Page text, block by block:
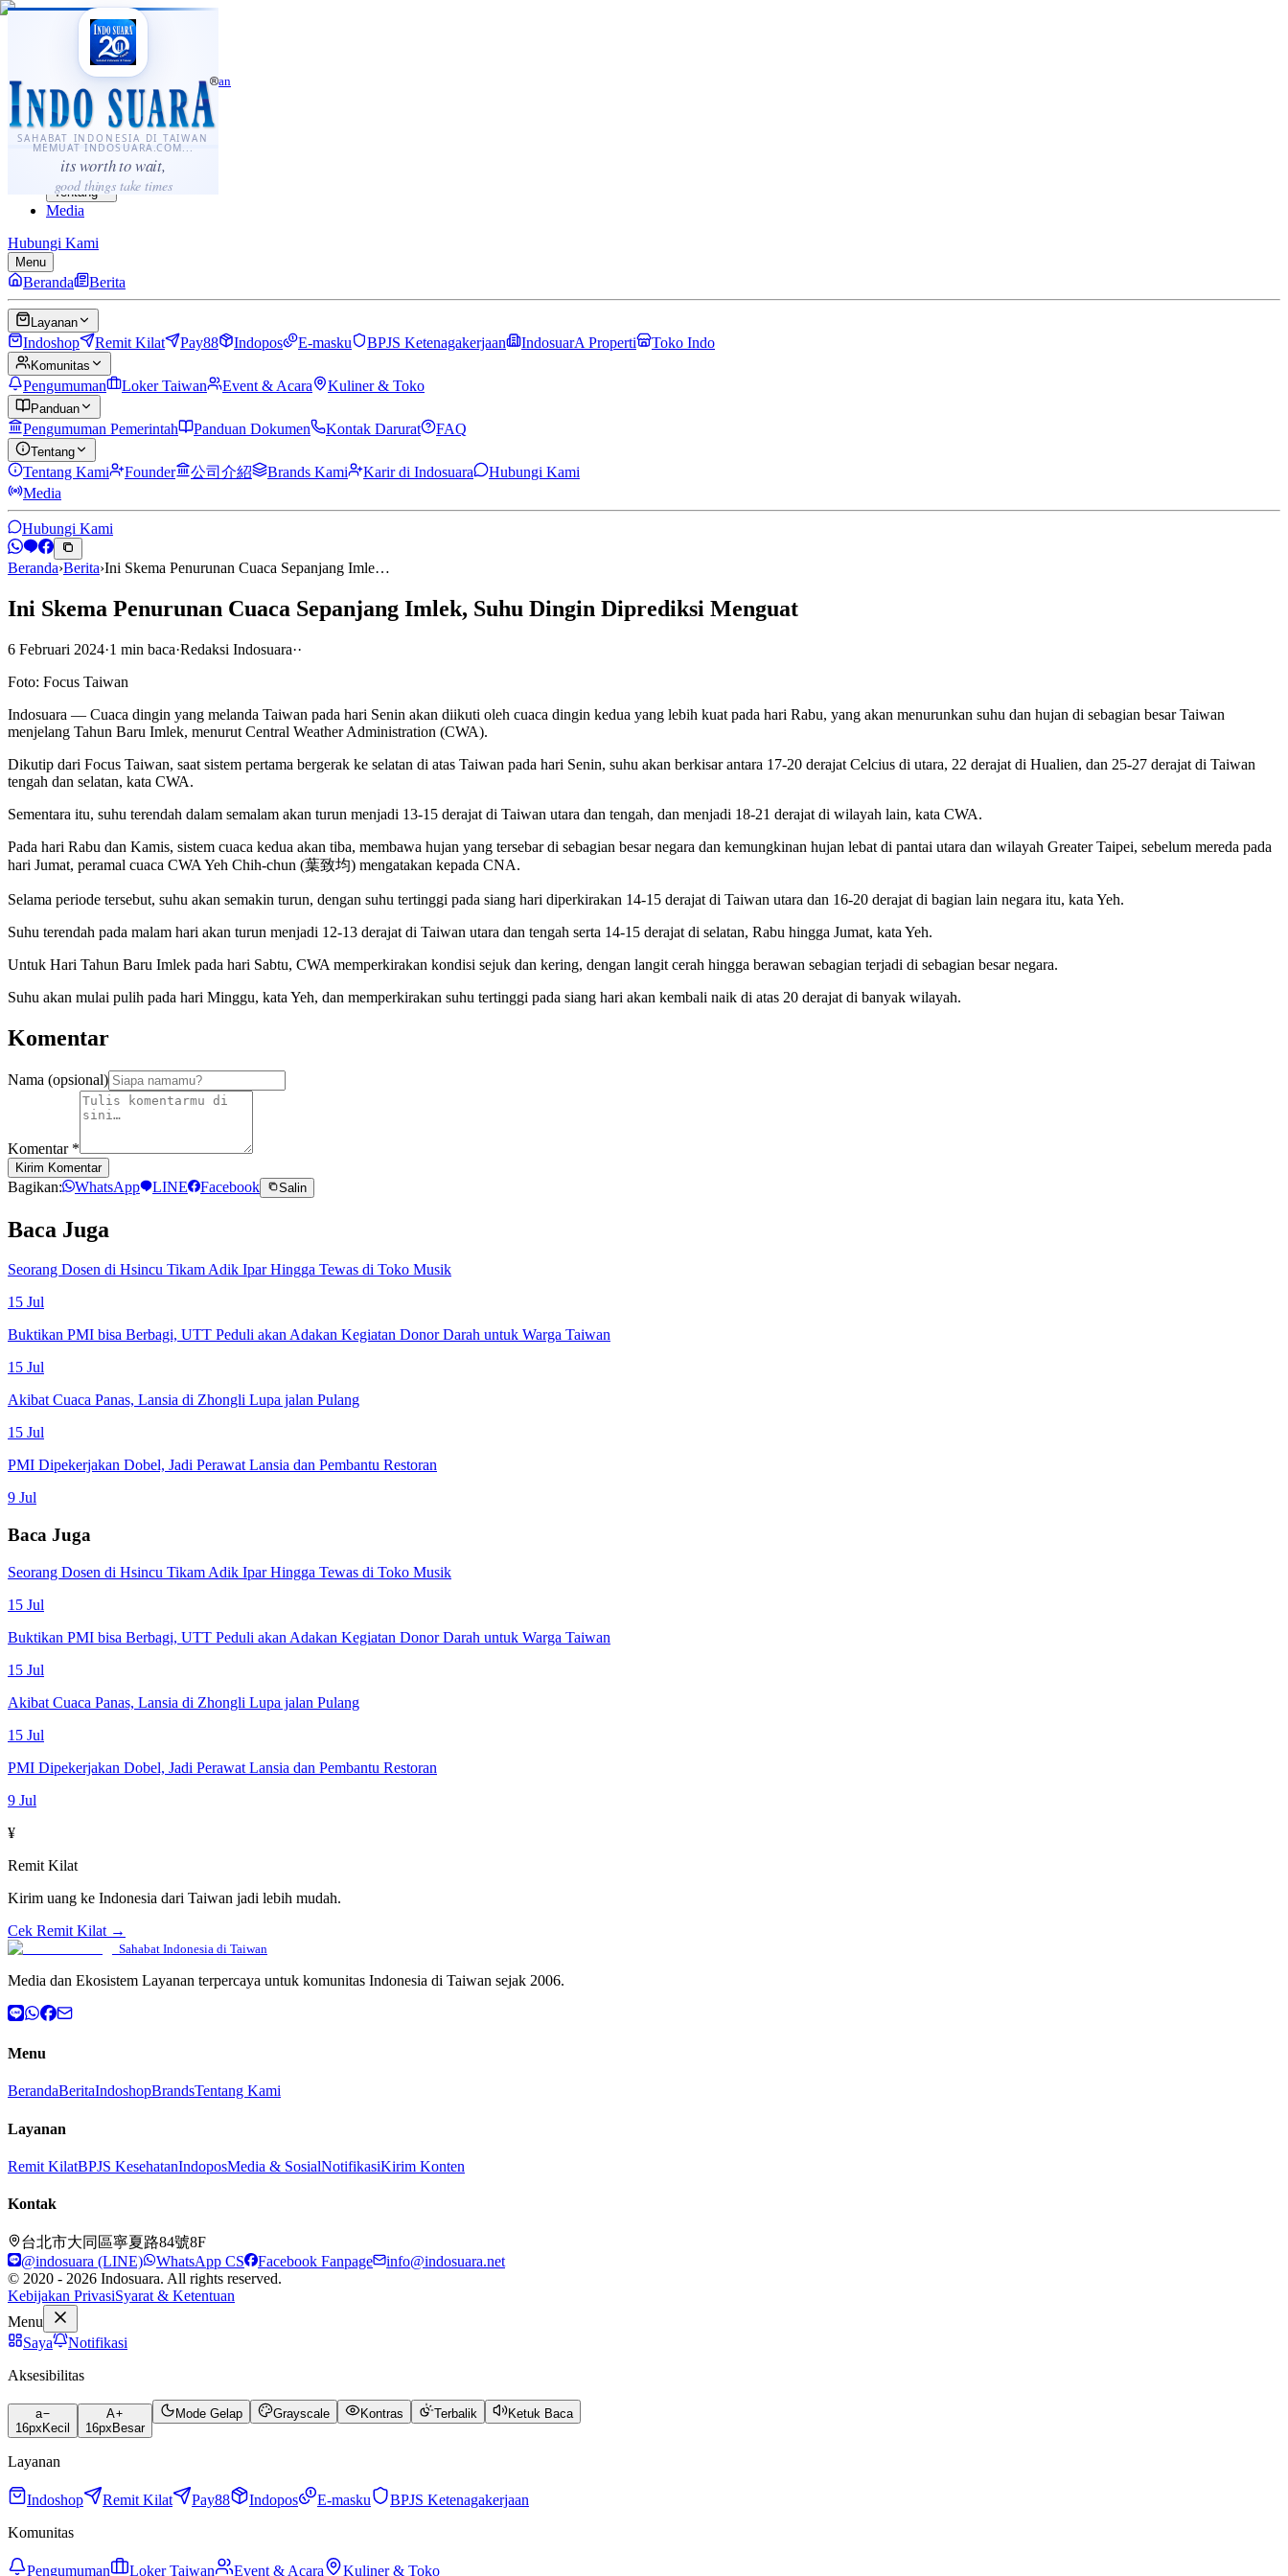
SAHABAT INDONESIA DI TAIWAN
MEMUAT INDOSUARA.COM...
its worth to wait,
good things take times
·...
⌘K
Sahabat Indonesia di Taiwan
Berita
Layanan
Komunitas
Panduan
Tentang
Media
Hubungi Kami
Menu
Beranda Berita
Layanan
Indoshop Remit Kilat Pay88 Indopos E-masku BPJS Ketenagakerjaan IndosuarA Properti Toko Indo
Komunitas
Pengumuman Loker Taiwan Event & Acara Kuliner & Toko
Panduan
Pengumuman Pemerintah Panduan Dokumen Kontak Darurat FAQ
Tentang
Tentang Kami Founder 公司介紹 Brands Kami Karir di Indosuara
Hubungi Kami
Media
Hubungi Kami
Beranda›Berita›Ini Skema Penurunan Cuaca Sepanjang Imle…
Ini Skema Penurunan Cuaca Sepanjang Imlek, Suhu Dingin Diprediksi Menguat
6 Februari 2024·1 min baca·Redaksi Indosuara··
Foto: Focus Taiwan
Indosuara — Cuaca dingin yang melanda Taiwan pada hari Senin akan diikuti oleh cuaca dingin kedua yang lebih kuat pada hari Rabu, yang akan menurunkan suhu dan hujan di sebagian besar Taiwan
menjelang Tahun Baru Imlek, menurut Central Weather Administration (CWA).
Dikutip dari Focus Taiwan, saat sistem pertama bergerak ke selatan di atas Taiwan pada hari Senin, suhu akan berkisar antara 17-20 derajat Celcius di utara, 22 derajat di Hualien, dan 25-27 derajat di Taiwan
tengah dan selatan, kata CWA.
Sementara itu, suhu terendah dalam semalam akan turun menjadi 13-15 derajat di Taiwan utara dan tengah, dan menjadi 18-21 derajat di wilayah lain, kata CWA.
Pada hari Rabu dan Kamis, sistem cuaca kedua akan tiba, membawa hujan yang tersebar di sebagian besar negara dan kemungkinan hujan lebat di pantai utara dan wilayah Greater Taipei, sebelum mereda pada
hari Jumat, peramal cuaca CWA Yeh Chih-chun (葉致均) mengatakan kepada CNA.
Selama periode tersebut, suhu akan semakin turun, dengan suhu tertinggi pada siang hari diperkirakan 14-15 derajat di Taiwan utara dan 16-20 derajat di bagian lain negara itu, kata Yeh.
Suhu terendah pada malam hari akan turun menjadi 12-13 derajat di Taiwan utara dan tengah serta 14-15 derajat di selatan, Rabu hingga Jumat, kata Yeh.
Untuk Hari Tahun Baru Imlek pada hari Sabtu, CWA memperkirakan kondisi sejuk dan kering, dengan langit cerah hingga berawan sebagian terjadi di sebagian besar negara.
Suhu akan mulai pulih pada hari Minggu, kata Yeh, dan memperkirakan suhu tertinggi pada siang hari akan kembali naik di atas 20 derajat di banyak wilayah.
Komentar
Nama (opsional)
Komentar *
Kirim Komentar
Bagikan: WhatsApp LINE Facebook Salin
Baca Juga
Seorang Dosen di Hsincu Tikam Adik Ipar Hingga Tewas di Toko Musik
15 Jul
Buktikan PMI bisa Berbagi, UTT Peduli akan Adakan Kegiatan Donor Darah untuk Warga Taiwan
15 Jul
Akibat Cuaca Panas, Lansia di Zhongli Lupa jalan Pulang
15 Jul
PMI Dipekerjakan Dobel, Jadi Perawat Lansia dan Pembantu Restoran
9 Jul
Baca Juga
Seorang Dosen di Hsincu Tikam Adik Ipar Hingga Tewas di Toko Musik
15 Jul
Buktikan PMI bisa Berbagi, UTT Peduli akan Adakan Kegiatan Donor Darah untuk Warga Taiwan
15 Jul
Akibat Cuaca Panas, Lansia di Zhongli Lupa jalan Pulang
15 Jul
PMI Dipekerjakan Dobel, Jadi Perawat Lansia dan Pembantu Restoran
9 Jul
¥
Remit Kilat
Kirim uang ke Indonesia dari Taiwan jadi lebih mudah.
Cek Remit Kilat →
Sahabat Indonesia di Taiwan
Media dan Ekosistem Layanan terpercaya untuk komunitas Indonesia di Taiwan sejak 2006.
Menu
BerandaBeritaIndoshopBrandsTentang Kami
Layanan
Remit KilatBPJS KesehatanIndoposMedia & SosialNotifikasiKirim Konten
Kontak
台北市大同區寧夏路84號8F
@indosuara (LINE)
WhatsApp CS Facebook Fanpage
info@indosuara.net
© 2020 - 2026 Indosuara. All rights reserved.
Kebijakan PrivasiSyarat & Ketentuan
Menu
Saya
Notifikasi
Aksesibilitas
a
16px Kecil
A
16px Besar
Mode Gelap Grayscale Kontras Terbalik Ketuk Baca
Layanan
Indoshop Remit Kilat Pay88 Indopos E-masku
BPJS Ketenagakerjaan
Komunitas
Pengumuman Loker Taiwan Event & Acara Kuliner & Toko